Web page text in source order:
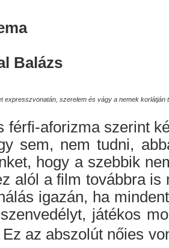
Balázs
szerelem és vágy a nemek korlátján
férfi-aforizma szerint
sem, nem tudni,
hogy a szebbik
alól a film továbbra
igazán, ha
játékos
az abszolút nőies